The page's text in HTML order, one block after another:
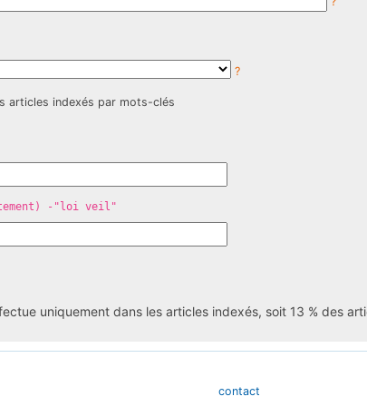
?
articles indexés par mots-clés
-"loi veil"
uniquement dans les articles indexés, soit 13 % des
contact